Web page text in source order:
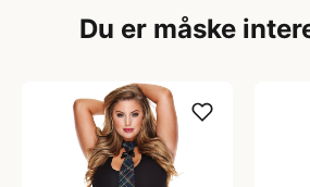
Du er måske